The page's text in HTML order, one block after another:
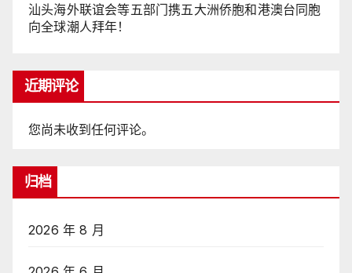
汕头海外联谊会等五部门携五大洲侨胞和港澳台同胞
向全球潮人拜年！
近期评论
您尚未收到任何评论。
归档
2026 年 8 月